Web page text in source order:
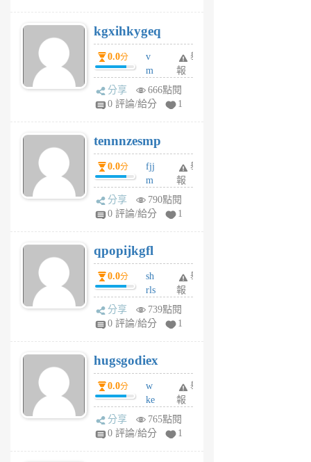
6
個
月
前
kgxihkygeq
0.0分
v
m
sg
sr
6
個
月
前
舉
報
分享
666點閱
0 評論/給分
1
tennnzesmp
0.0分
fjj
m
w
rs
6
個
月
前
舉
報
分享
790點閱
0 評論/給分
1
qpopijkgfl
0.0分
sh
rls
k
m
6
個
月
前
舉
報
分享
739點閱
0 評論/給分
1
hugsgodiex
0.0分
w
ke
rv
pj
舉
報
分享
765點閱
0 評論/給分
1